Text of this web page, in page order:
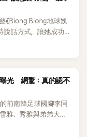
《Biong Biong地球娛
說話方式，讓她成功塑
現一篇以「我真的超
曝光 網驚：真的認不
前南韓足球國腳李同
雅、秀雅與弟弟大發
子們陸續長大，近況